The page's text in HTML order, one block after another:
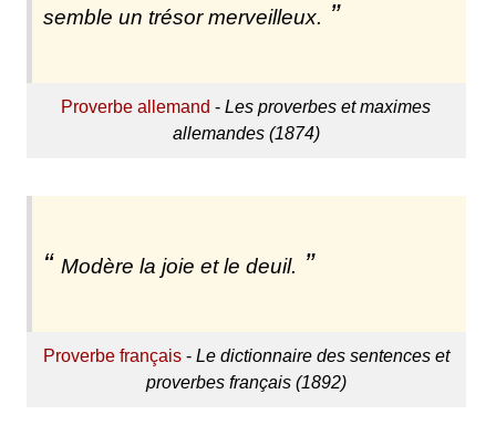
semble un trésor merveilleux.
Proverbe allemand -Les proverbes et maximes
allemandes (1874)
Modère la joie et le deuil.
Proverbe français- Le dictionnaire des sentences et
proverbes français (1892)